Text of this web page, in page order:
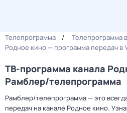
Телепрограмма
Телепрограмма
Родное кино — программа передач в
ТВ-программа канала
Рамблер/телепрограмма
Рамблер/телепрограмма — это
передач на канале Родное кино.